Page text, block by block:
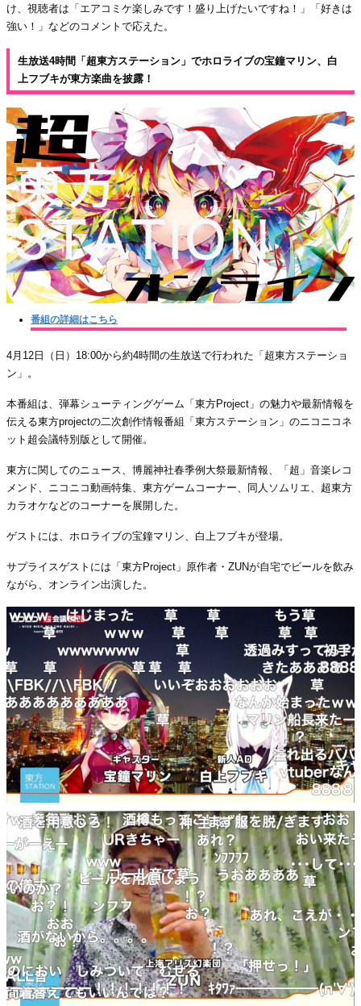
け、視聴者は「エアコミケ楽しみです！盛り上げたいですね！」「好きは
強い！」などのコメントで応えた。
生放送4時間「超東方ステーション」でホロライブの宝鐘マリン、白
上フブキが東方楽曲を披露！
番組の詳細はこちら
4月12日（日）18:00から約4時間の生放送で行われた「超東方ステーショ
ン」。
本番組は、弾幕シューティングゲーム「東方Project」の魅力や最新情報を
伝える東方projectの二次創作情報番組「東方ステーション」のニコニコネ
ット超会議特別版として開催。
東方に関してのニュース、博麗神社春季例大祭最新情報、「超」音楽レコ
メンド、ニコニコ動画特集、東方ゲームコーナー、同人ソムリエ、超東方
カラオケなどのコーナーを展開した。
ゲストには、ホロライブの宝鐘マリン、白上フブキが登場。
サプライスゲストには「東方Project」原作者・ZUNが自宅でビールを飲み
ながら、オンライン出演した。